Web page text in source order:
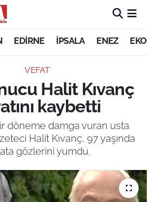
EDİRNE İPSALA ENEZ
VEFAT
Halit Kıvanç
kaybetti
döneme damga vuran usta
Halit Kıvanç, 97 yaşında
gözlerini yumdu.